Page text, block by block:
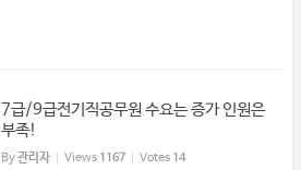
7급/9급전기직공무원 수요는 증가 인원은
부족!
By관리자 Views 1167 Votes 14